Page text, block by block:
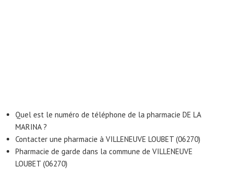
Quel est le numéro de téléphone de la pharmacie DE LA
MARINA ?
Contacter une pharmacie à VILLENEUVE LOUBET (06270)
Pharmacie de garde dans la commune de VILLENEUVE
LOUBET (06270)